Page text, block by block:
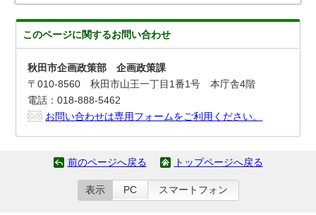
このページに関するお問い合わせ
秋田市企画政策部 企画政策課
〒010-8560 秋田市山王一丁目1番1号 本庁舎4階
電話：018-888-5462
お問い合わせは専用フォームをご利用ください。
前のページへ戻る トップページへ戻る
表示 PC スマートフォン